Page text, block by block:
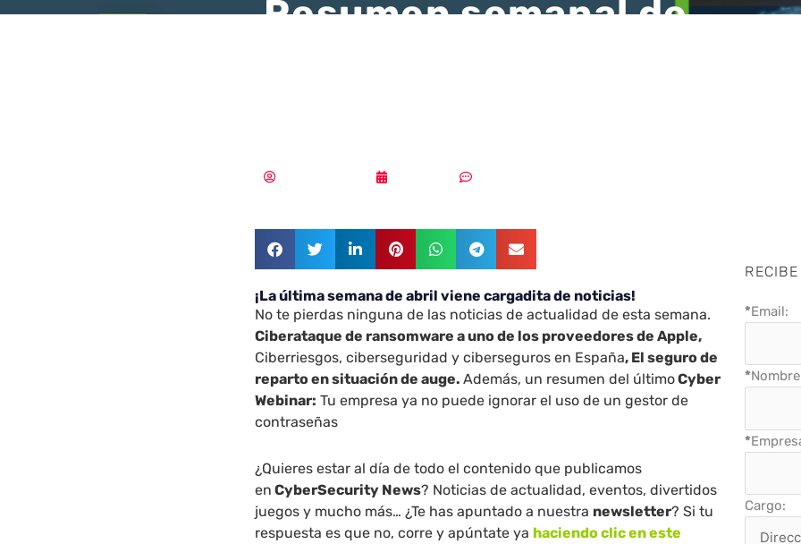
Resumen semanal de
¡La última semana de abril viene cargadita de noticias!
No te pierdas ninguna de las noticias de actualidad de esta semana.
Ciberataque de ransomware a uno de los proveedores de Apple,
Ciberriesgos, ciberseguridad y ciberseguros en España, El seguro de
reparto en situación de auge.Además, un resumen del últimoCyber
Webinar: Tu empresa ya no puede ignorar el uso de un gestor de
contraseñas
¿Quieres estar al día de todo el contenido que publicamos
en CyberSecurity News? Noticias de actualidad, eventos, divertidos
juegos y mucho más… ¿Te has apuntado a nuestra newsletter? Si tu
respuesta es que no, corre y apúntate ya haciendo clic en este
*Email:
*
*
Cargo: